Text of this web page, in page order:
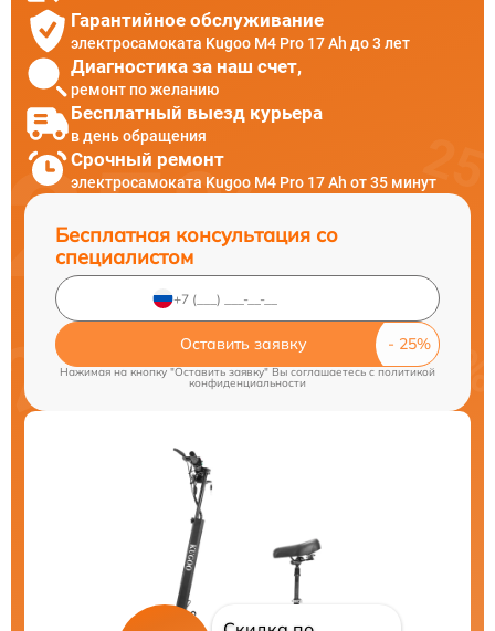
Гарантийное обслуживание
электросамоката Kugoo M4 Pro 17 Ah до 3 лет
Диагностика за наш счет,
ремонт по желанию
Бесплатный выезд курьера
в день обращения
Срочный ремонт
электросамоката Kugoo M4 Pro 17 Ah от 35 минут
Бесплатная консультация со
специалистом
Оставить заявку
Нажимая на кнопку "Оставить заявку" Вы соглашаетесь cполитикой
конфиденциальности